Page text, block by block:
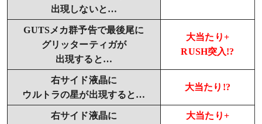
出現しないと…
GUTSメカ群予告で最後尾に
グリッターティガが
出現すると…
大当たり+
RUSH突入!?
右サイド液晶に
ウルトラの星が出現すると…
大当たり!?
右サイド液晶に
大当たり+